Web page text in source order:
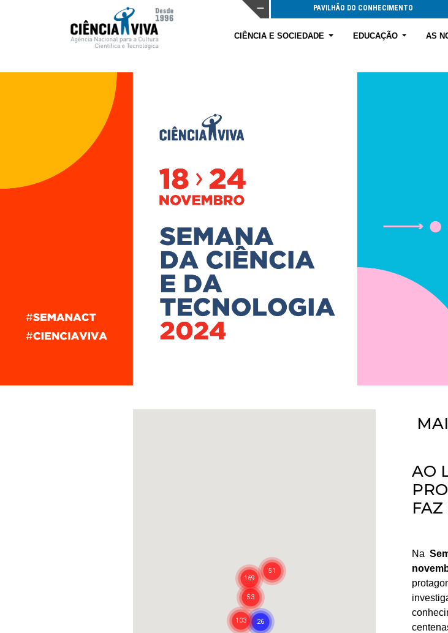
PAVILHÃO DO CONHECIMENTO
CIÊNCIA E SOCIEDADE EDUCAÇÃO AS
AO
Na